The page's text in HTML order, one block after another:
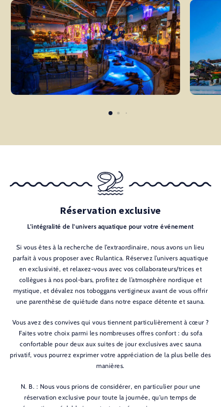
Réservation exclusive
L’intégralité de l’univers aquatique pour votre événement
Si vous êtes à la recherche de l’extraordinaire, nous avons un lieu
parfait à vous proposer avec Rulantica. Réservez l’univers aquatique
en exclusivité, et relaxez-vous avec vos collaborateurs/trices et
collègues à nos pool-bars, profitez de l’atmosphère nordique et
mystique, et dévalez nos toboggans vertigineux avant de vous offrir
une parenthèse de quiétude dans notre espace détente et sauna.
Vous avez des convives qui vous tiennent particulièrement à cœur ?
Faites votre choix parmi les nombreuses offres confort : du sofa
confortable pour deux aux suites de jour exclusives avec sauna
privatif, vous pourrez exprimer votre appréciation de la plus belle des
manières.
N. B. : Nous vous prions de considérer, en particulier pour une
réservation exclusive pour toute la journée, qu'un temps de